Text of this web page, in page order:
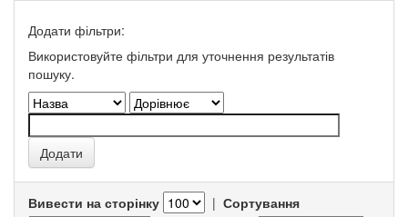
Додати фільтри:
Використовуйте фільтри для уточнення результатів
пошуку.
Вивести на сторінку | Сортування